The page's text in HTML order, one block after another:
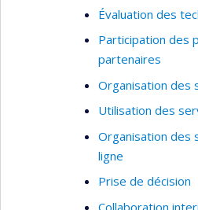
Évaluation des
Participation des
partenaires
Organisation des
Utilisation des
Organisation des
ligne
Prise de décision
Collaboration